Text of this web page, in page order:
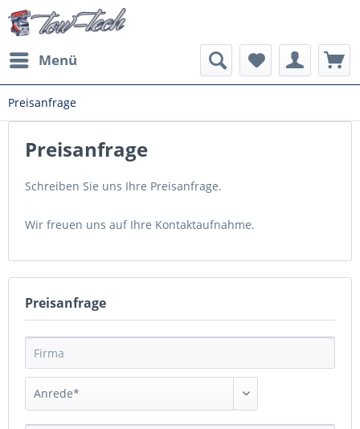
Menü
Preisanfrage
Preisanfrage
Schreiben Sie uns Ihre Preisanfrage.
Wir freuen uns auf Ihre Kontaktaufnahme.
Preisanfrage